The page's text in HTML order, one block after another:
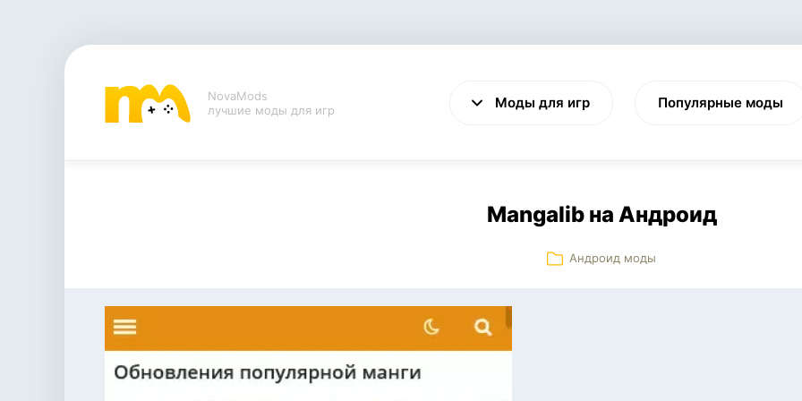
NovaMods
лучшие моды для игр
Моды для игр
VALHEIM
Популярные моды
Mangalib на Андроид
Андроид моды